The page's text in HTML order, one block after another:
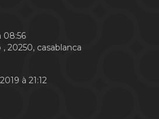
08:56
20250, casablanca
à 21:12